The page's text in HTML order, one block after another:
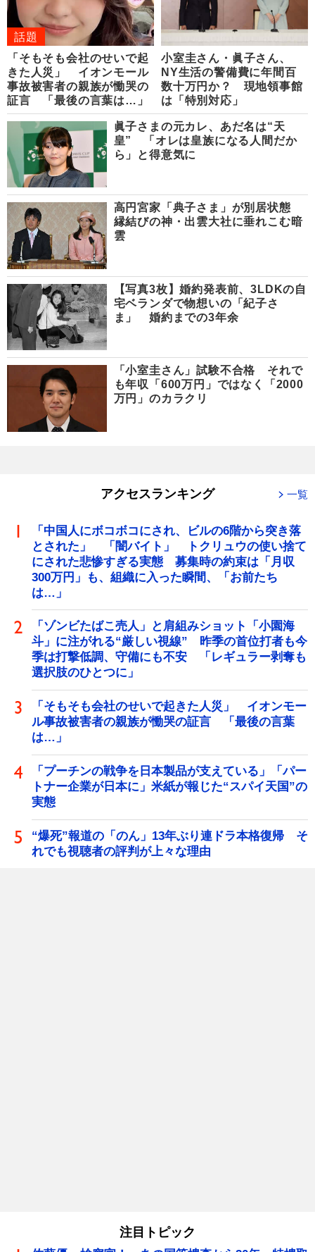
話題
「そもそも会社のせいで起
きた人災」 イオンモール
事故被害者の親族が慟哭の
証言 「最後の言葉は…」
小室圭さん・眞子さん、
NY生活の警備費に年間百
数十万円か？ 現地領事館
は「特別対応」
眞子さまの元カレ、あだ名は“天
皇” 「オレは皇族になる人間だか
ら」と得意気に
高円宮家「典子さま」が別居状態
縁結びの神・出雲大社に垂れこむ暗
雲
【写真3枚】婚約発表前、3LDKの自
宅ベランダで物想いの「紀子さ
ま」 婚約までの3年余
「小室圭さん」試験不合格 それで
も年収「600万円」ではなく「2000
万円」のカラクリ
アクセスランキング 一覧
「中国人にボコボコにされ、ビルの6階から突き落
とされた」 「闇バイト」 トクリュウの使い捨て
にされた悲惨すぎる実態 募集時の約束は「月収
300万円」も、組織に入った瞬間、「お前たち
は…」
「ゾンビたばこ売人」と肩組みショット「小園海
斗」に注がれる“厳しい視線” 昨季の首位打者も今
季は打撃低調、守備にも不安 「レギュラー剥奪も
選択肢のひとつに」
「そもそも会社のせいで起きた人災」 イオンモー
ル事故被害者の親族が慟哭の証言 「最後の言葉
は…」
「プーチンの戦争を日本製品が支えている」「パー
トナー企業が日本に」米紙が報じた“スパイ天国”の
実態
“爆死”報道の「のん」13年ぶり連ドラ本格復帰 そ
れでも視聴者の評判が上々な理由
注目トピック